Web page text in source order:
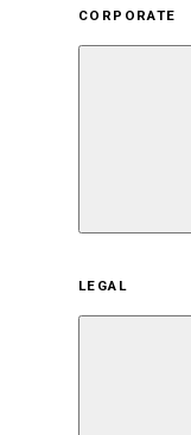
CORPORATE
サステ
サステ
LEGAL